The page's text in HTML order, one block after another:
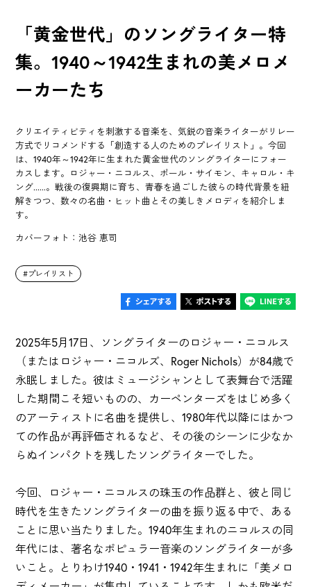
「黄金世代」のソングライター特
集。1940～1942生まれの美メロメ
ーカーたち
クリエイティビティを刺激する音楽を、気鋭の音楽ライターがリレー
方式でリコメンドする「創造する人のためのプレイリスト」。今回
は、1940年～1942年に生まれた黄金世代のソングライターにフォー
カスします。ロジャー・ニコルス、ポール・サイモン、キャロル・キ
ング......。戦後の復興期に育ち、青春を過ごした彼らの時代背景を紐
解きつつ、数々の名曲・ヒット曲とその美しきメロディを紹介しま
す。
カバーフォト：池谷 恵司
プレイリスト
2025年5月17日、ソングライターのロジャー・ニコルス
（またはロジャー・ニコルズ、Roger Nichols）が84歳で
永眠しました。彼はミュージシャンとして表舞台で活躍
した期間こそ短いものの、カーペンターズをはじめ多く
のアーティストに名曲を提供し、1980年代以降にはかつ
ての作品が再評価されるなど、その後のシーンに少なか
らぬインパクトを残したソングライターでした。
今回、ロジャー・ニコルスの珠玉の作品群と、彼と同じ
時代を生きたソングライターの曲を振り返る中で、ある
ことに思い当たりました。1940年生まれのニコルスの同
年代には、著名なポピュラー音楽のソングライターが多
いこと。とりわけ1940・1941・1942年生まれに「美メロ